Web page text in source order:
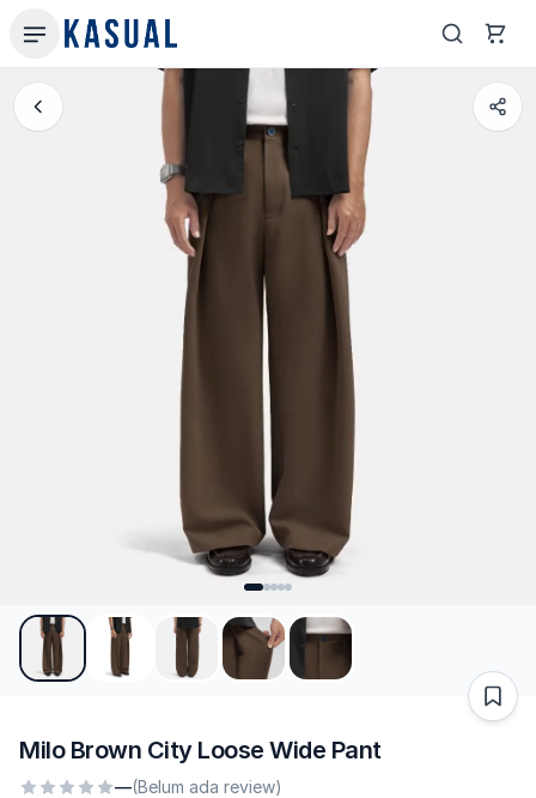
Milo Brown City Loose Wide Pant
—(Belum ada review)